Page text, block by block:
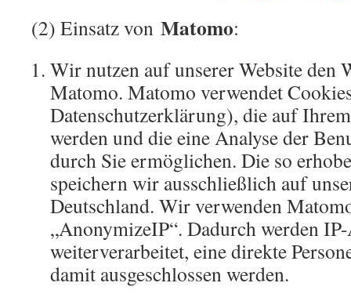
(2) Einsatz von Matomo:
Wir nutzen auf unserer Website den
Matomo. Matomo verwendet
Datenschutzerklärung), die auf
werden und die eine Analyse der
durch Sie ermöglichen. Die so
speichern wir ausschließlich auf
Deutschland. Wir verwenden
„AnonymizeIP“. Dadurch werden
weiterverarbeitet, eine direkte
damit ausgeschlossen werden.